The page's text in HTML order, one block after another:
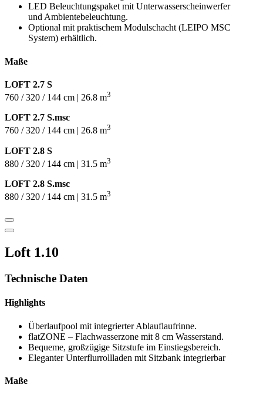
LED Beleuchtungspaket mit Unterwasserscheinwerfer
und Ambientebeleuchtung.
Optional mit praktischem Modulschacht (LEIPO MSC
System) erhältlich.
Maße
LOFT 2.7 S
760 / 320 / 144 cm | 26.8 m3
LOFT 2.7 S.msc
760 / 320 / 144 cm | 26.8 m3
LOFT 2.8 S
880 / 320 / 144 cm | 31.5 m3
LOFT 2.8 S.msc
880 / 320 / 144 cm | 31.5 m3
Loft 1.10
Technische Daten
Highlights
Überlaufpool mit integrierter Ablauflaufrinne.
flatZONE – Flachwasserzone mit 8 cm Wasserstand.
Bequeme, großzügige Sitzstufe im Einstiegsbereich.
Eleganter Unterflurrollladen mit Sitzbank integrierbar
Maße